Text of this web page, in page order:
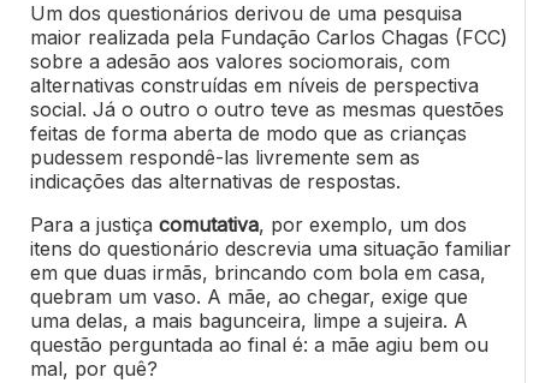
Um dos questionários derivou de uma pesquisa
maior realizada pela Fundação Carlos Chagas (FCC)
sobre a adesão aos valores sociomorais, com
alternativas construídas em níveis de perspectiva
social. Já o outro o outro teve as mesmas questões
feitas de forma aberta de modo que as crianças
pudessem respondê-las livremente sem as
indicações das alternativas de respostas.
Para a justiça comutativa, por exemplo, um dos
itens do questionário descrevia uma situação familiar
em que duas irmãs, brincando com bola em casa,
quebram um vaso. A mãe, ao chegar, exige que
uma delas, a mais bagunceira, limpe a sujeira. A
questão perguntada ao final é: a mãe agiu bem ou
mal, por quê?